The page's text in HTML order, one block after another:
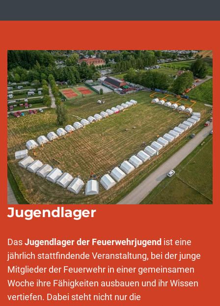
Jugendlager
DasJugendlager der Feuerwehrjugend ist eine
jährlich stattfindende Veranstaltung, bei der junge
Mitglieder der Feuerwehr in einer gemeinsamen
Woche ihre Fähigkeiten ausbauen und ihr Wissen
vertiefen. Dabei steht nicht nur die